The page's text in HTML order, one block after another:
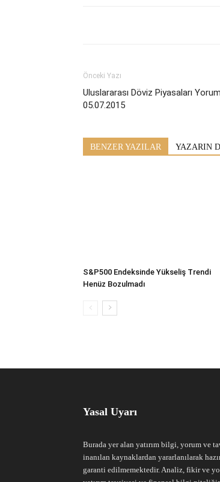
Önceki Yazı
Uluslararası Döviz Piyasaları
05.07.2015
BENZER YAZILAR YAZARIN
S&P500 Endeksinde Yükseliş Trendi
Henüz Bozulmadı
Yasal Uyarı
Burada yer alan yatırım bilgi, yorum ve
inanılan kaynaklardan yararlanılarak
garanti edilmemektedir. Analiz, fikir ve